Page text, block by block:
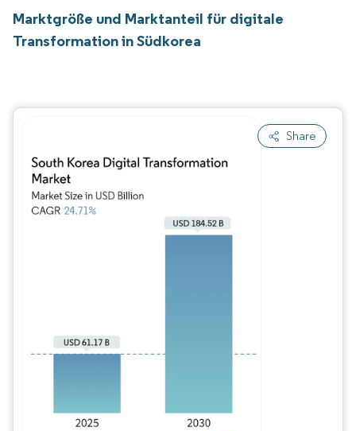
Marktgröße und Marktanteil für digitale
Transformation in Südkorea
Share